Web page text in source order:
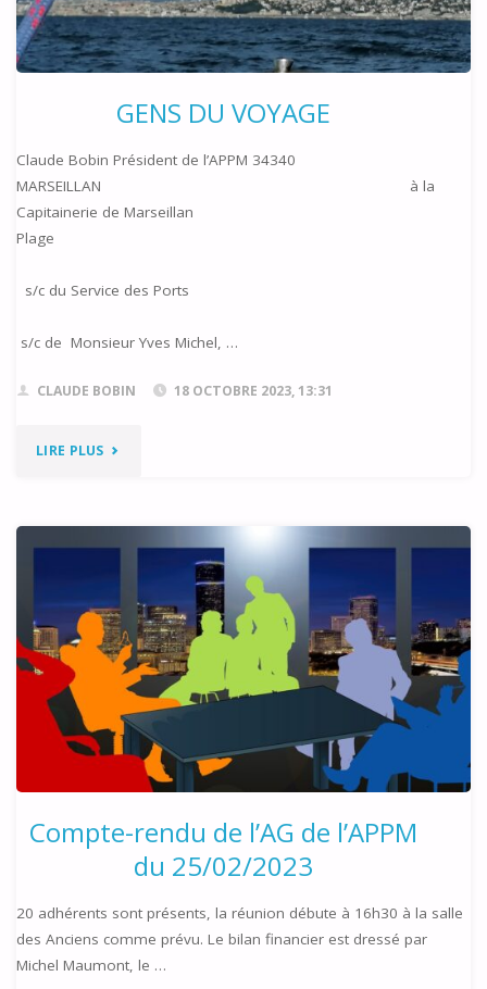
SEPTEMBRE
2023"
GENS DU VOYAGE
Claude Bobin Président de l’APPM 34340
MARSEILLAN à la
Capitainerie de Marseillan
Plage
s/c du Service des Ports
s/c de Monsieur Yves Michel, …
CLAUDE BOBIN 18 OCTOBRE 2023, 13:31
LIRE PLUS"GENS
Compte-rendu de l’AG de l’APPM
du 25/02/2023
20 adhérents sont présents, la réunion débute à 16h30 à la salle
des Anciens comme prévu. Le bilan financier est dressé par
Michel Maumont, le …